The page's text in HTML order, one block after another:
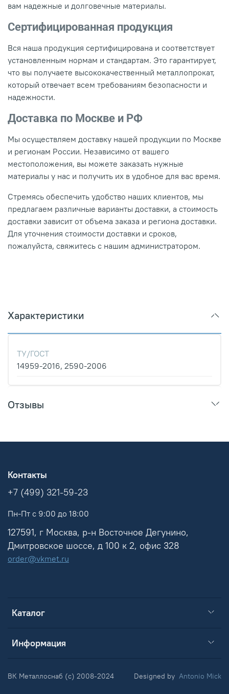
вам надежные и долговечные материалы.
Сертифицированная продукция
Вся наша продукция сертифицирована и соответствует
установленным нормам и стандартам. Это гарантирует,
что вы получаете высококачественный металлопрокат,
который отвечает всем требованиям безопасности и
надежности.
Доставка по Москве и РФ
Мы осуществляем доставку нашей продукции по Москве
и регионам России. Независимо от вашего
местоположения, вы можете заказать нужные
материалы у нас и получить их в удобное для вас время.
Стремясь обеспечить удобство наших клиентов, мы
предлагаем различные варианты доставки, а стоимость
доставки зависит от объема заказа и региона доставки.
Для уточнения стоимости доставки и сроков,
пожалуйста, свяжитесь с нашим администратором.
Характеристики
ТУ/ГОСТ
14959-2016, 2590-2006
Отзывы
Каталог
Информация
Контакты
+7 (499) 321-59-23
Пн-Пт с 9:00 до 18:00
127591, г Москва, р-н Восточное Дегунино,
Дмитровское шоссе, д 100 к 2, офис 328
order@vkmet.ru
ВК Металлоснаб (c) 2008-2024 Designed by Antonio Mick